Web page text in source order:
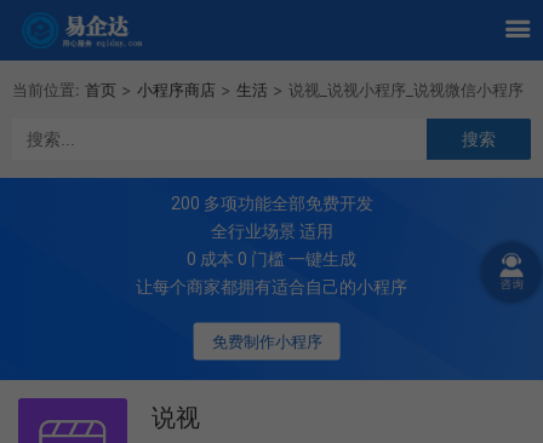
当前位置: 首页 > 小程序商店 > 生活 > 说视_说视小程序_说视微信小程序
免费制作小程序
200 多项功能全部免费开发
全行业场景 适用
0 成本 0 门槛 一键生成
让每个商家都拥有适合自己的小程序
说视